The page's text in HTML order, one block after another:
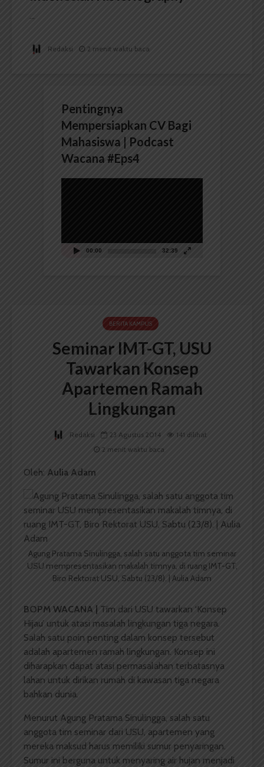
...
Redaksi 2 menit waktu baca
Pentingnya
Mempersiapkan CV Bagi
Mahasiswa | Podcast
Wacana #Eps4
00:00 32:39
BERITA KAMPUS
Seminar IMT-GT, USU
Tawarkan Konsep
Apartemen Ramah
Lingkungan
Redaksi 23 Agustus 2014
141 dilihat
2 menit waktu baca
Oleh: Aulia Adam
Agung Pratama Sinulingga, salah satu anggota tim seminar
USU mempresentasikan makalah timnya, di ruang IMT-GT,
Biro Rektorat USU, Sabtu (23/8). | Aulia Adam
BOPM WACANA | Tim dari USU tawarkan ‘Konsep
Hijau’ untuk atasi masalah lingkungan tiga negara.
Salah satu poin penting dalam konsep tersebut
adalah apartemen ramah lingkungan. Konsep ini
diharapkan dapat atasi permasalahan terbatasnya
lahan untuk dirikan rumah di kawasan tiga negara
bahkan dunia.
Menurut Agung Pratama Sinulingga, salah satu
anggota tim seminar dari USU, apartemen yang
mereka maksud harus memiliki sumur penyaringan.
Sumur ini berguna untuk menyaring air hujan menjadi